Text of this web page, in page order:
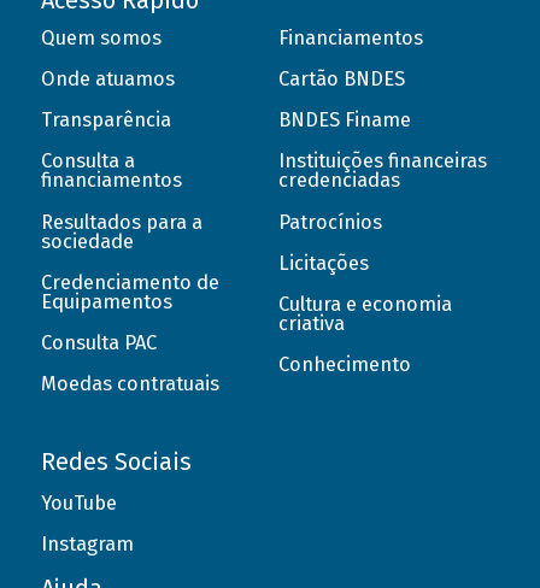
Quem somos
Onde atuamos
Transparência
Consulta a
financiamentos
Resultados para a
sociedade
Credenciamento de
Equipamentos
Consulta PAC
Moedas contratuais
Financiamentos
Cartão BNDES
BNDES Finame
Instituições financeiras
credenciadas
Patrocínios
Licitações
Cultura e economia
criativa
Conhecimento
Redes Sociais
YouTube
Instagram